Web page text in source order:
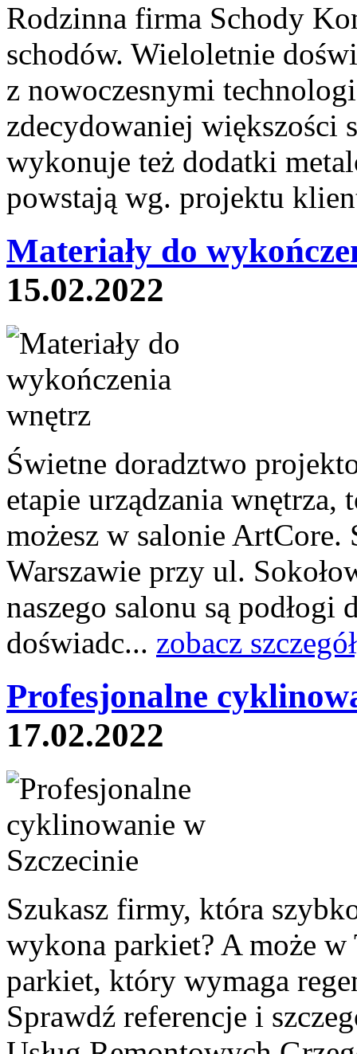
Rodzinna firma Schody
schodów. Wieloletnie
z nowoczesnymi
zdecydowaniej większości
wykonuje też dodatki
powstają wg. projektu
Materiały do
15.02.2022
Świetne doradztwo
etapie urządzania
możesz w salonie ArtCore.
Warszawie przy ul.
naszego salonu są
doświadc... zobacz
Profesjonalne
17.02.2022
Szukasz firmy, która
wykona parkiet? A może
parkiet, który wymaga
Sprawdź referencje i